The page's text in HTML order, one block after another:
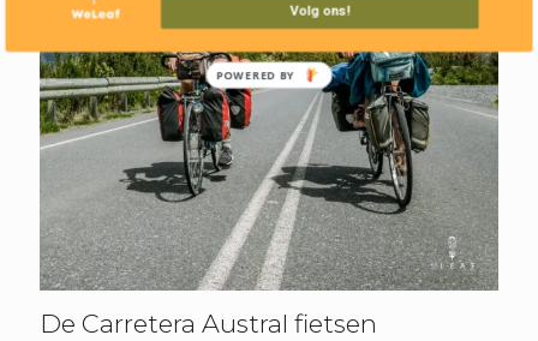
De Carretera Austral fietsen
Volg ons!
POWERED BY